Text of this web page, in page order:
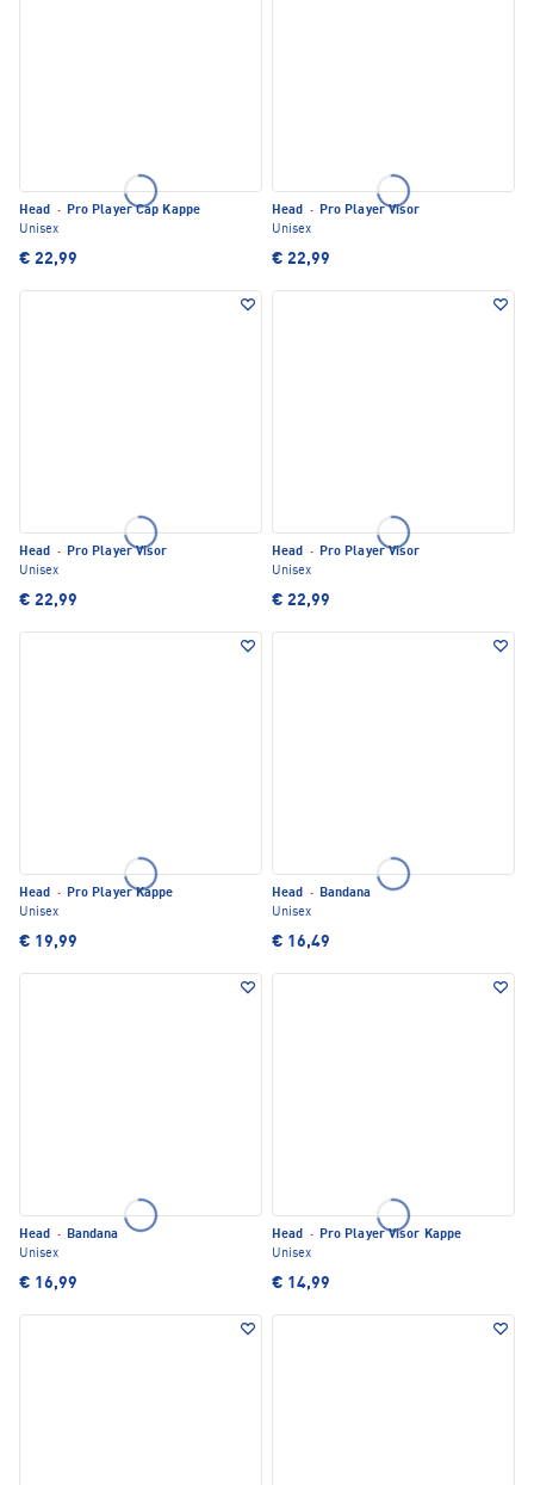
Head · Pro Player Cap Kappe
Unisex
€ 22,99
Head · Pro Player Visor
Unisex
€ 22,99
Head · Pro Player Visor
Unisex
€ 22,99
Head · Pro Player Visor
Unisex
€ 22,99
Head · Pro Player Kappe
Unisex
€ 19,99
Head · Bandana
Unisex
€ 16,49
Head · Bandana
Unisex
€ 16,99
Head · Pro Player Visor Kappe
Unisex
€ 14,99